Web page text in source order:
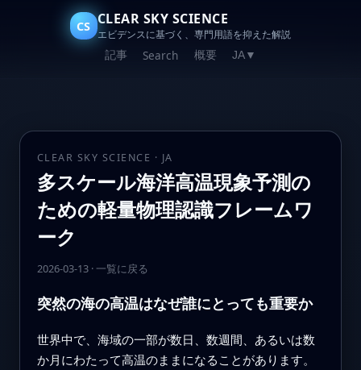
CS CLEAR SKY SCIENCE
エビデンスに基づく、専門用語を抑えた解説
記事 Search 概要 JA▼
CLEAR SKY SCIENCE · JA
多スケール海洋高温現象予測の
ための軽量物理認識フレームワ
ーク
2026-03-13· 一覧に戻る
突然の海の高温はなぜ誰にとっても重要か
世界中で、海域の一部が数日、数週間、あるいは数
か月にわたって高温のままになることがあります。